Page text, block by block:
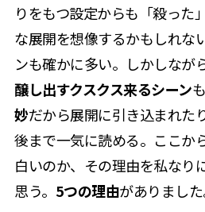
りをもつ設定からも「殺った
な展開を想像するかもしれな
ンも確かに多い。しかしなが
醸し出すクスクス来るシーン
妙だから展開に引き込まれた
後まで一気に読める。ここか
白いのか、その理由を私なり
思う。 5つの理由がありました